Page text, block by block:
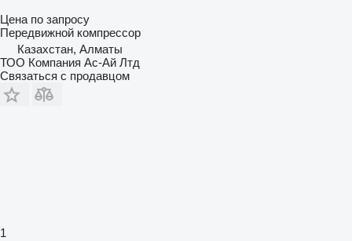
Цена по запросу
Передвижной компрессор
Казахстан, Алматы
ТОО Компания Ас-Ай Лтд
Связаться с продавцом
1